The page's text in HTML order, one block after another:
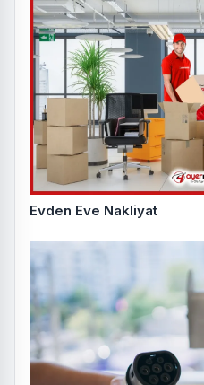
Evden Eve Nakliyat